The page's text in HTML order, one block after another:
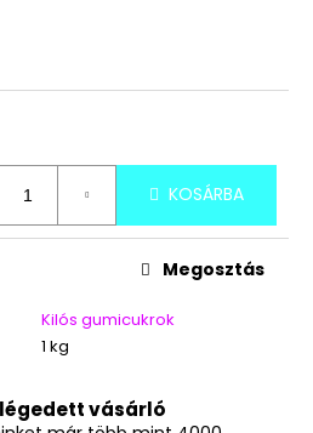
KOSÁRBA
Kilós gumicukrok
1 kg
Megosztás
vásárló